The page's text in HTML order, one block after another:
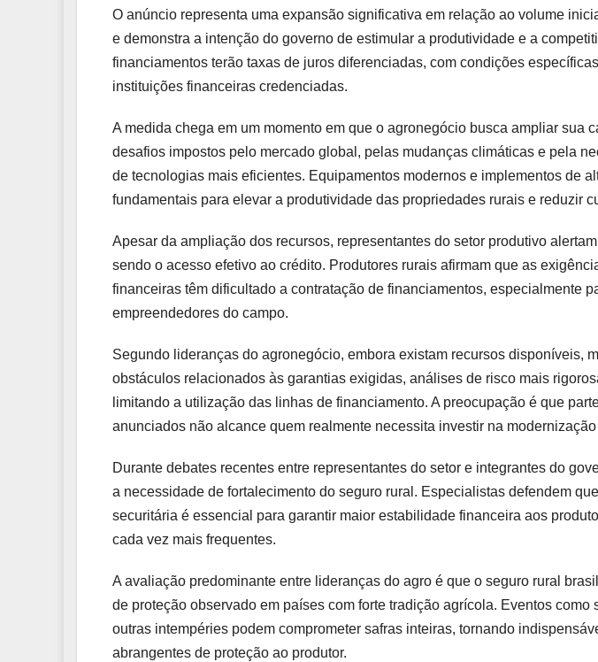
O anúncio representa uma expansão significativa em relação ao volume
e demonstra a intenção do governo de estimular a produtividade e a
financiamentos terão taxas de juros diferenciadas, com condições
instituições financeiras credenciadas.
A medida chega em um momento em que o agronegócio busca ampliar sua
desafios impostos pelo mercado global, pelas mudanças climáticas e pela
de tecnologias mais eficientes. Equipamentos modernos e implementos de
fundamentais para elevar a produtividade das propriedades rurais e reduzir
Apesar da ampliação dos recursos, representantes do setor produtivo
sendo o acesso efetivo ao crédito. Produtores rurais afirmam que as
financeiras têm dificultado a contratação de financiamentos, especialmente
empreendedores do campo.
Segundo lideranças do agronegócio, embora existam recursos disponíveis,
obstáculos relacionados às garantias exigidas, análises de risco mais
limitando a utilização das linhas de financiamento. A preocupação é que
anunciados não alcance quem realmente necessita investir na
Durante debates recentes entre representantes do setor e integrantes do
a necessidade de fortalecimento do seguro rural. Especialistas defendem
securitária é essencial para garantir maior estabilidade financeira aos
cada vez mais frequentes.
A avaliação predominante entre lideranças do agro é que o seguro rural
de proteção observado em países com forte tradição agrícola. Eventos como
outras intempéries podem comprometer safras inteiras, tornando
abrangentes de proteção ao produtor.